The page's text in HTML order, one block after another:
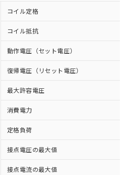
コイル定格
コイル抵抗
動作電圧（セット電圧）
復帰電圧（リセット電圧）
最大許容電圧
消費電力
定格負荷
接点電圧の最大値
接点電流の最大値